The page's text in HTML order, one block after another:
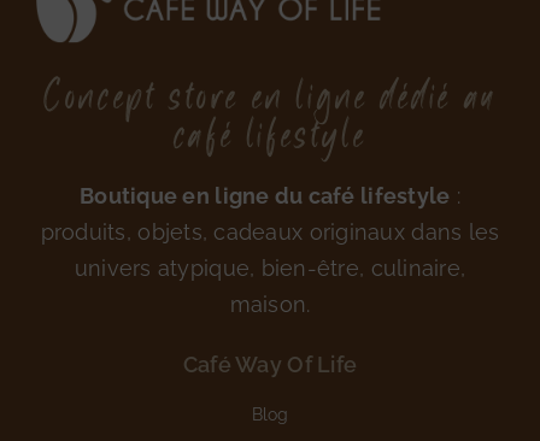
Concept store en ligne dédié au
café lifestyle
Boutique en ligne du café lifestyle :
produits, objets, cadeaux originaux dans les
univers atypique, bien-être, culinaire,
maison.
Café Way Of Life
Blog